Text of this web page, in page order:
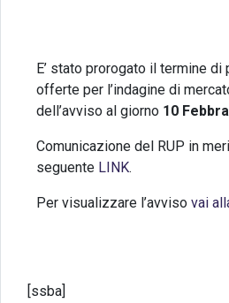
E’ stato prorogato il termine
offerte per l’indagine di
dell’avviso al giorno 10
Comunicazione del RUP in
seguente LINK.
Per visualizzare l’avviso vai
[ssba]